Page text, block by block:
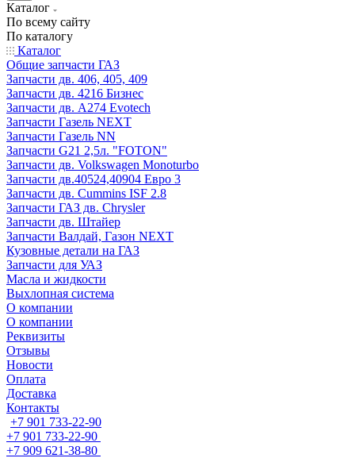
Каталог
По всему сайту
По каталогу
Каталог
Общие запчасти ГАЗ
Запчасти дв. 406, 405, 409
Запчасти дв. 4216 Бизнес
Запчасти дв. A274 Evotech
Запчасти Газель NEXT
Запчасти Газель NN
Запчасти G21 2,5л. "FOTON"
Запчасти дв. Volkswagen Monoturbo
Запчасти дв.40524,40904 Евро 3
Запчасти дв. Cummins ISF 2.8
Запчасти ГАЗ дв. Chrysler
Запчасти дв. Штайер
Запчасти Валдай, Газон NEXT
Кузовные детали на ГАЗ
Запчасти для УАЗ
Масла и жидкости
Выхлопная система
О компании
О компании
Реквизиты
Отзывы
Новости
Оплата
Доставка
Контакты
+7 901 733-22-90
+7 901 733-22-90
+7 909 621-38-80